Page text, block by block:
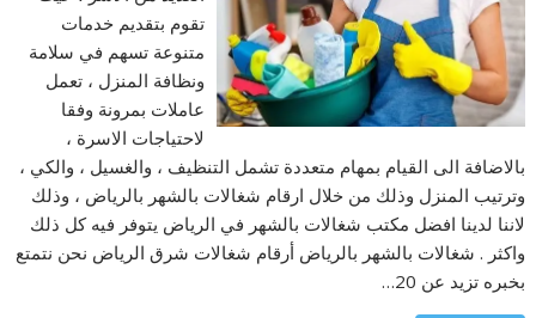
تقوم بتقديم خدمات
متنوعة تسهم في سلامة
ونظافة المنزل ، تعمل
عاملات بمرونة وفقا
لاحتياجات الاسرة ،
بالاضافة الى القيام بمهام متعددة تشمل التنظيف ، والغسيل ، والكي ،
وترتيب المنزل وذلك من خلال ارقام شغالات بالشهر بالرياض ، وذلك
لاننا لدينا افضل مكتب شغالات بالشهر في الرياض يتوفر فيه كل ذلك
واكثر . شغالات بالشهر بالرياض أرقام شغالات شرق الرياض نحن نتمتع
بخبره تزيد عن 20…